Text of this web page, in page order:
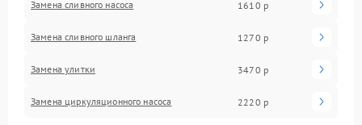
Замена сливного насоса 1610 р
Замена сливного шланга 1270 р
Замена улитки 3470 р
Замена циркуляционного насоса 2220 р